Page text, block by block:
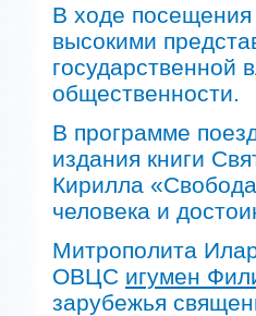
В ходе
высокими
государственной
общественности.
В программе
издания книги
Кирилла
человека и
Митрополита
ОВЦС игумен
зарубежья